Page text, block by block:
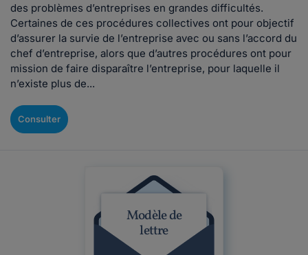
des problèmes d’entreprises en grandes difficultés.
Certaines de ces procédures collectives ont pour objectif
d’assurer la survie de l’entreprise avec ou sans l’accord du
chef d’entreprise, alors que d’autres procédures ont pour
mission de faire disparaître l’entreprise, pour laquelle il
n’existe plus de...
Consulter
Modèle de
lettre